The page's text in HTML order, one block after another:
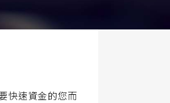
快速資金的您而